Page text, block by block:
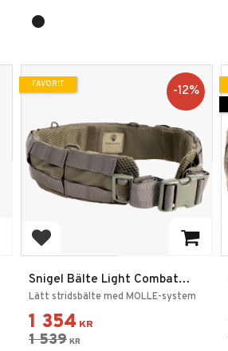
Lägg till i favoriter
Snigel Bälte Light Combat
Belt 1.0
Lätt stridsbälte med MOLLE-system
1 354 KR
1 539 KR
12%
FAVORIT